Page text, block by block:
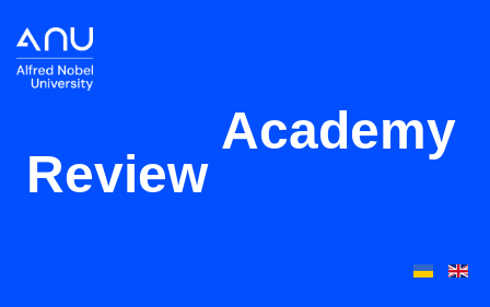
Academy
Review